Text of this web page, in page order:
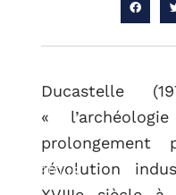
RETOUR
Ducastelle
«
prolongement
révolution